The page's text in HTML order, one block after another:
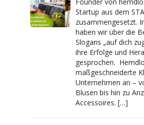
Startup aus dem
zusammengesetzt.
haben wir über die
Slogans „auf dich
ihre Erfolge und
gesprochen.
maßgeschneiderte
Unternehmen an –
Blusen bis hin zu
Accessoires. […]